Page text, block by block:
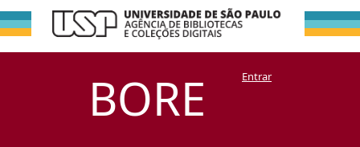
BORE
Busca no Acervo
DSpace/Manakin + CoriscoEntrar